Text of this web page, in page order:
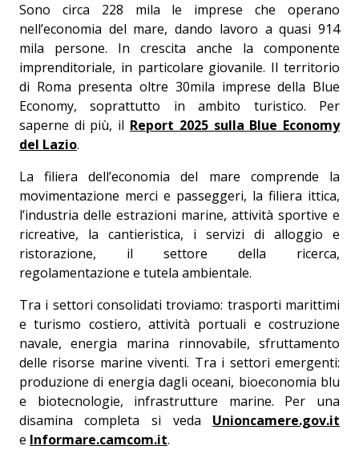
Sono circa 228 mila le imprese che operano
nell’economia del mare, dando lavoro a quasi 914
mila persone. In crescita anche la componente
imprenditoriale, in particolare giovanile. Il territorio
di Roma presenta oltre 30mila imprese della Blue
Economy, soprattutto in ambito turistico. Per
saperne di più, il Report 2025 sulla Blue Economy
del Lazio.
La filiera dell’economia del mare comprende la
movimentazione merci e passeggeri, la filiera ittica,
l’industria delle estrazioni marine, attività sportive e
ricreative, la cantieristica, i servizi di alloggio e
ristorazione, il settore della ricerca,
regolamentazione e tutela ambientale.
Tra i settori consolidati troviamo: trasporti marittimi
e turismo costiero, attività portuali e costruzione
navale, energia marina rinnovabile, sfruttamento
delle risorse marine viventi. Tra i settori emergenti:
produzione di energia dagli oceani, bioeconomia blu
e biotecnologie, infrastrutture marine. Per una
disamina completa si veda Unioncamere.gov.it
e Informare.camcom.it.